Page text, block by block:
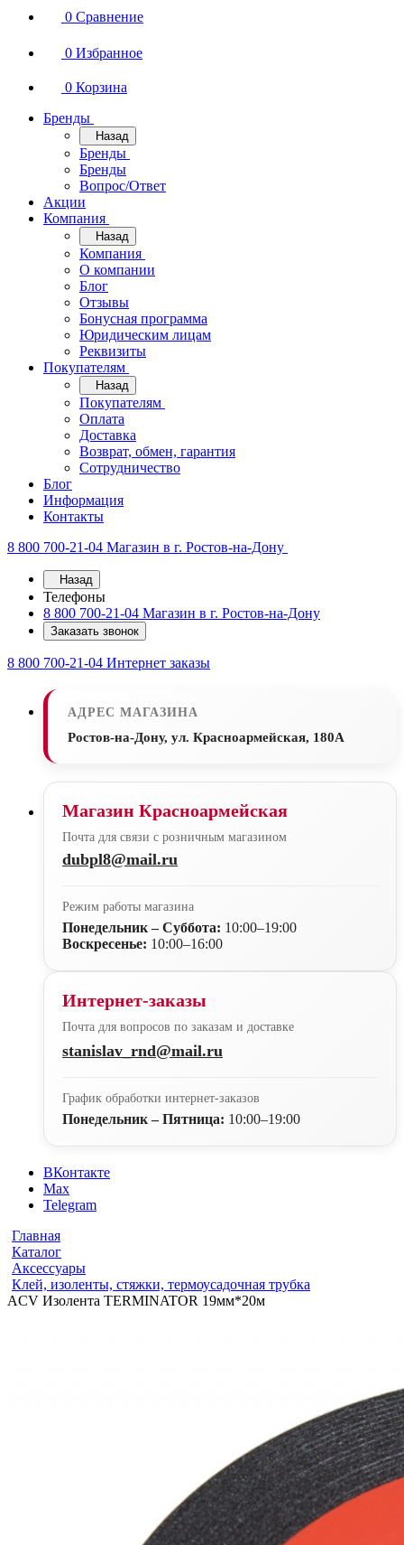
0 Сравнение
0 Избранное
0 Корзина
Бренды
Назад
Бренды
Бренды
Вопрос/Ответ
Акции
Компания
Назад
Компания
О компании
Блог
Отзывы
Бонусная программа
Юридическим лицам
Реквизиты
Покупателям
Назад
Покупателям
Оплата
Доставка
Возврат, обмен, гарантия
Сотрудничество
Блог
Информация
Контакты
8 800 700-21-04 Магазин в г. Ростов-на-Дону
Назад
Телефоны
8 800 700-21-04 Магазин в г. Ростов-на-Дону
Заказать звонок
8 800 700-21-04 Интернет заказы
АДРЕС МАГАЗИНА
Ростов-на-Дону, ул. Красноармейская, 180А
Магазин Красноармейская
Почта для связи с розничным магазином
dubpl8@mail.ru
Режим работы магазина
Понедельник – Суббота: 10:00–19:00
Воскресенье: 10:00–16:00
Интернет-заказы
Почта для вопросов по заказам и доставке
stanislav_rnd@mail.ru
График обработки интернет-заказов
Понедельник – Пятница: 10:00–19:00
ВКонтакте
Max
Telegram
Главная
Каталог
Аксессуары
Клей, изоленты, стяжки, термоусадочная трубка
ACV Изолента TERMINATOR 19мм*20м